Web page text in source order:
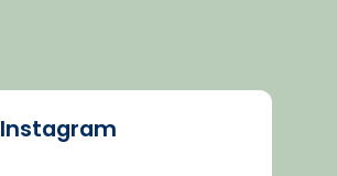
Instagram